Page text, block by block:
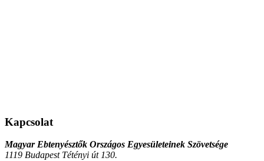
Kapcsolat
Magyar Ebtenyésztők Országos Egyesületeinek Szövetsége
1119 Budapest Tétényi út 130.